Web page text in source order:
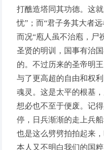
打醮造塔同其功德。这
忧”；而“君子务其大者远
而况“庖人虽不治庖，尸
圣贤的明训，国事有治
的。不过历来的圣帝明
与了更高超的自由和权
魂灵。这是太平的根基
想必也不至于便废。记
停，日兵渐渐的走上兵
也是这么劈劈拍拍起来
本人又不明白我们的国